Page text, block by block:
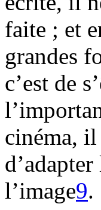
faite ; et
grandes
c’est de
cinéma, il
l’image9.